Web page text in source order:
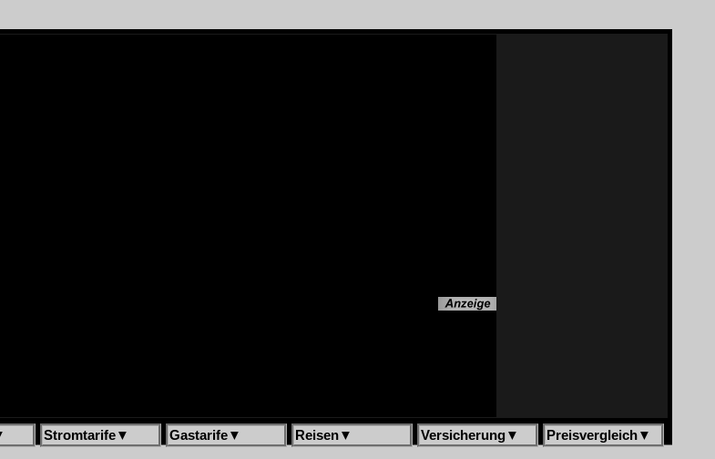
Stromtarife▼ Gastarife▼ Reisen▼ Versicherung▼ Preisvergleich▼